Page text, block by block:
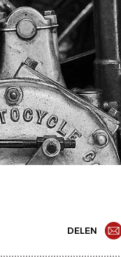
DELEN